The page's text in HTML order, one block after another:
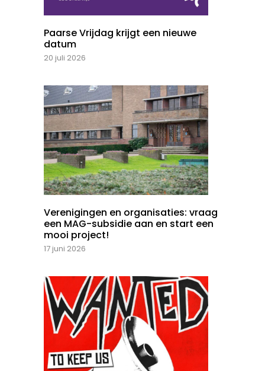
Paarse Vrijdag krijgt een nieuwe
datum
20 juli 2026
Verenigingen en organisaties: vraag
een MAG-subsidie aan en start een
mooi project!
17 juni 2026